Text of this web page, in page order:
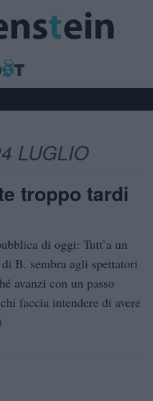
LUGLIO
troppo tardi
di oggi: Tutt’a un
B. sembra agli spettatori
avanzi con un passo
faccia intendere di avere